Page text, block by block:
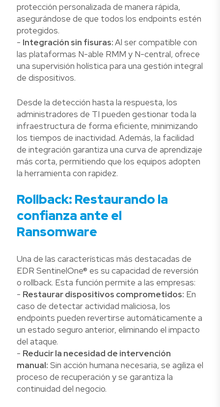
protección personalizada de manera rápida,
asegurándose de que todos los endpoints estén
protegidos.
- Integración sin fisuras:Al ser compatible con
las plataformas N-able RMM y N-central, ofrece
una supervisión holística para una gestión integral
de dispositivos.
Desde la detección hasta la respuesta, los
administradores de TI pueden gestionar toda la
infraestructura de forma eficiente, minimizando
los tiempos de inactividad. Además, la facilidad
de integración garantiza una curva de aprendizaje
más corta, permitiendo que los equipos adopten
la herramienta con rapidez.
Rollback: Restaurando la
confianza ante el
Ransomware
Una de las características más destacadas de
EDR SentinelOne® es su capacidad de reversión
o rollback. Esta función permite a las empresas:
- Restaurar dispositivos comprometidos: En
caso de detectar actividad maliciosa, los
endpoints pueden revertirse automáticamente a
un estado seguro anterior, eliminando el impacto
del ataque.
- Reducir la necesidad de intervención
manual: Sin acción humana necesaria, se agiliza el
proceso de recuperación y se garantiza la
continuidad del negocio.